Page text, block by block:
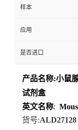
样本
应用
是否进口
产品名称:小鼠
试剂盒
英文名称:
货号:ALD27128